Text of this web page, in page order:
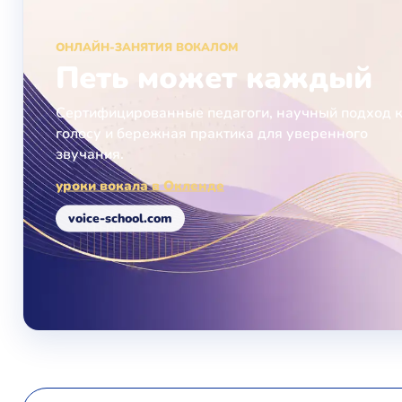
ОНЛАЙН-ЗАНЯТИЯ ВОКАЛОМ
Петь может каждый
Сертифицированные педагоги, научный подход к
голосу и бережная практика для уверенного
звучания.
уроки вокала в Окленде
voice-school.com